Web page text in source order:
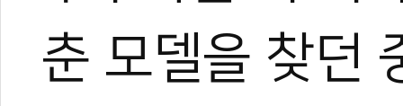
춘 모델을 찾던